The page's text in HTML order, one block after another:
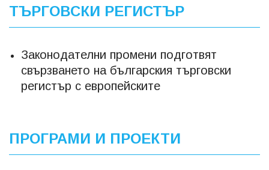
ТЪРГОВСКИ РЕГИСТЪР
Законодателни промени подготвят
свързването на българския търговски
регистър с европейските
ПРОГРАМИ И ПРОЕКТИ